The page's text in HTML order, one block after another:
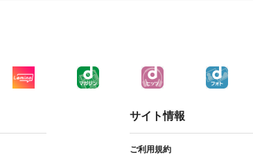
サイト情報
ご利用規約